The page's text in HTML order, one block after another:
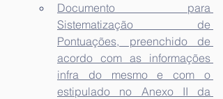
Documento para
Sistematização de
Pontuações, preenchido de
acordo com as informações
infra do mesmo e com o
estipulado no Anexo II da